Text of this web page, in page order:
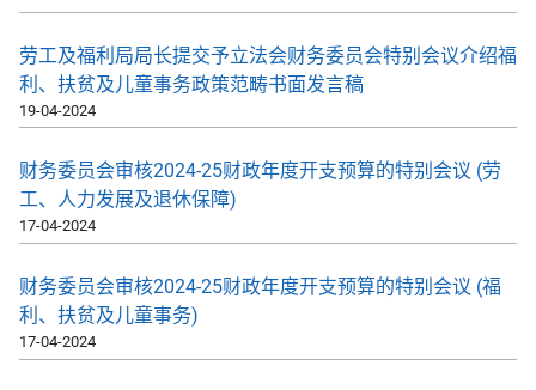
劳工及福利局局长提交予立法会财务委员会特别会议介绍福
利、扶贫及儿童事务政策范畴书面发言稿
19-04-2024
财务委员会审核2024-25财政年度开支预算的特别会议 (劳
工、人力发展及退休保障)
17-04-2024
财务委员会审核2024-25财政年度开支预算的特别会议 (福
利、扶贫及儿童事务)
17-04-2024